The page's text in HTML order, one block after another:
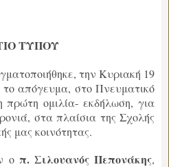
ΤΥΠΟΥ
την Κυριακή 19
το απόγευμα, στο Πνευματικό
ομιλία- εκδήλωση, για
στα πλαίσια της Σχολής
μας κοινότητας.
ο π. Σιλουανός Πεπονάκης,